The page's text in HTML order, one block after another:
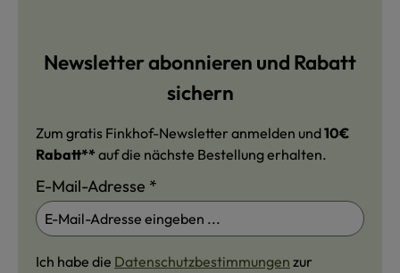
Newsletter abonnieren und Rabatt
sichern
Zum gratis Finkhof-Newsletter anmelden und10€
Rabatt** auf die nächste Bestellung erhalten.
E-Mail-Adresse *
Ich habe die Datenschutzbestimmungen zur